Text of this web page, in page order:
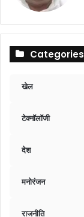
Categories
खेल
टेक्नॉलॉजी
देश
मनोरंजन
राजनीति